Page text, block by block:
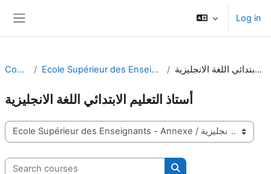
Log in
Courses Ecole Supérieur des Enseignants - Annexe أستاذ التعليم الابتدائي اللغة الانجليزية
أستاذ التعليم الابتدائي اللغة الانجليزية
Course categories
Search courses